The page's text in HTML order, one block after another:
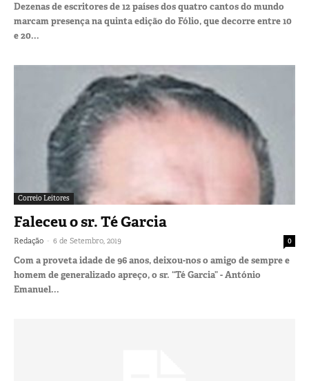
Dezenas de escritores de 12 países dos quatro cantos do mundo
marcam presença na quinta edição do Fólio, que decorre entre 10
e 20...
Correio Leitores
Faleceu o sr. Té Garcia
Redação - 6 de Setembro, 2019 0
Com a proveta idade de 96 anos, deixou-nos o amigo de sempre e
homem de generalizado apreço, o sr. “Té Garcia” - António
Emanuel...